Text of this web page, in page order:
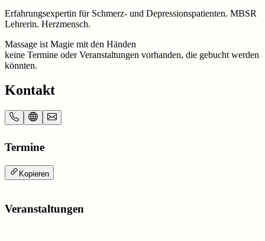
Erfahrungsexpertin für Schmerz- und Depressionspatienten. MBSR
Lehrerin. Herzmensch.
Massage ist Magie mit den Händen
keine Termine oder Veranstaltungen vorhanden, die gebucht werden
könnten.
Kontakt
Termine
Kopieren
Veranstaltungen